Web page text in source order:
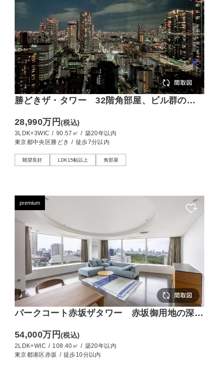
勝どきザ・タワー 32階角部屋、ビル群の夜
28,990万円(税込)
3LDK+3WIC / 90.57㎡ / 築20年以内
東京都中央区勝どき / 徒歩7分以内
眺望良好 LDK15帖以上 角部屋
premium
パークコート赤坂ザタワー 赤坂御用地の深緑
54,000万円(税込)
2LDK+WIC / 108.40㎡ / 築20年以内
東京都港区赤坂 / 徒歩10分以内